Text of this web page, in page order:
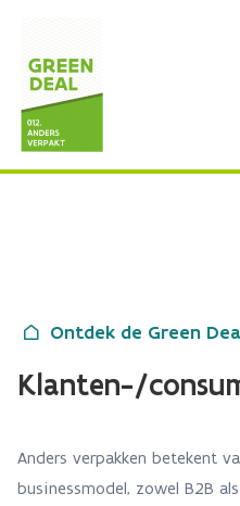
Ontdek de Green
Klanten-/
Anders verpakken betekent
businessmodel, zowel B2B